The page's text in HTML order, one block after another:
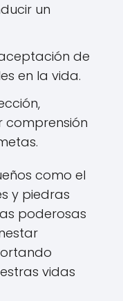
un
de
en la vida.
comprensión
como el
y piedras
poderosas
vidas